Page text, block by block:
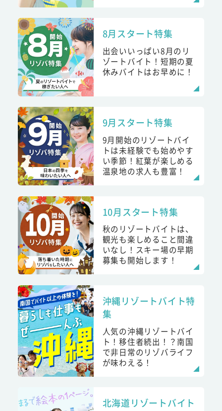
8月スタート特集
出会いいっぱい8月のリ
ゾートバイト！短期の夏
休みバイトはお早めに！
9月スタート特集
9月開始のリゾートバイ
トは未経験でも始めやす
い季節！紅葉が楽しめる
温泉地の求人も豊富！
10月スタート特集
秋のリゾートバイトは、
観光も楽しめること間違
いなし！スキー場の早期
募集も開始します！
沖縄リゾートバイト特
集
人気の沖縄リゾートバイ
ト！移住者続出！？南国
で非日常のリゾバライフ
が味わえる！
北海道リゾートバイト